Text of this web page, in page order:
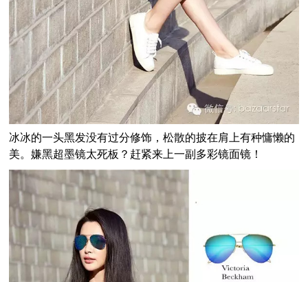
冰冰的一头黑发没有过分修饰，松散的披在肩上有种慵懒的
美。嫌黑超墨镜太死板？赶紧来上一副多彩镜面镜！